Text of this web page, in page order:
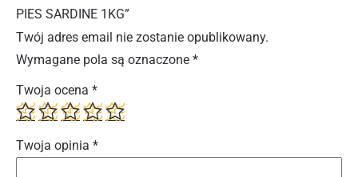
PIES SARDINE 1KG”
Twój adres email nie zostanie opublikowany.
Wymagane pola są oznaczone *
Twoja ocena *
Twoja opinia *